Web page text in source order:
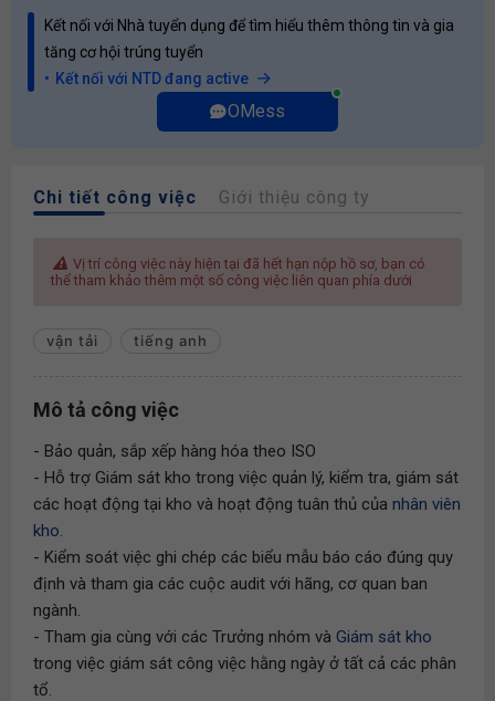
Kết nối với Nhà tuyển dụng để tìm hiểu thêm thông tin và gia
tăng cơ hội trúng tuyển
Kết nối với NTD đang active
OMess
Chi tiết công việc Giới thiệu công ty
Vị trí công việc này hiện tại đã hết hạn nộp hồ sơ, bạn có
thể tham khảo thêm một số công việc liên quan phía dưới
vận tải tiếng anh
Mô tả công việc
- Bảo quản, sắp xếp hàng hóa theo ISO
- Hỗ trợ Giám sát kho trong việc quản lý, kiểm tra, giám sát
các hoạt động tại kho và hoạt động tuân thủ của nhân viên
kho.
- Kiểm soát việc ghi chép các biểu mẫu báo cáo đúng quy
định và tham gia các cuộc audit với hãng, cơ quan ban
ngành.
- Tham gia cùng với các Trưởng nhóm và Giám sát kho
trong việc giám sát công việc hằng ngày ở tất cả các phân
tổ.